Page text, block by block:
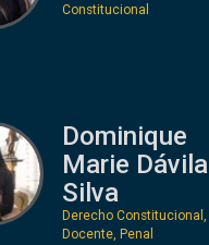
Constitucional
Dominique
Marie Dávila
Silva
Derecho Constitucional,
Docente, Penal